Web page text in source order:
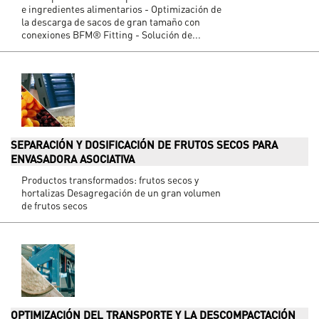
e ingredientes alimentarios - Optimización de
la descarga de sacos de gran tamaño con
conexiones BFM® Fitting - Solución de...
SEPARACIÓN Y DOSIFICACIÓN DE FRUTOS SECOS PARA
ENVASADORA ASOCIATIVA
Productos transformados: frutos secos y
hortalizas Desagregación de un gran volumen
de frutos secos
OPTIMIZACIÓN DEL TRANSPORTE Y LA DESCOMPACTACIÓN